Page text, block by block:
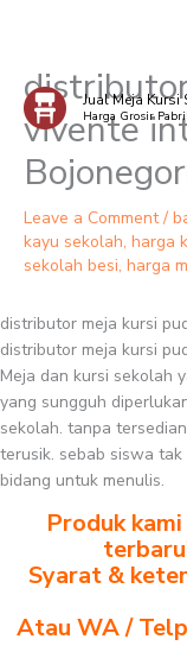
Skip
content
Jual Meja Kursi
Harga Grosir
vivente
Leave a Comment /
kayu sekolah, harga
sekolah besi, harga
distributor meja kursi
distributor meja kursi
Meja dan kursi sekolah
yang sungguh
sekolah. tanpa
terusik. sebab siswa
bidang untuk menulis.
Produk
Syarat &
Atau WA /